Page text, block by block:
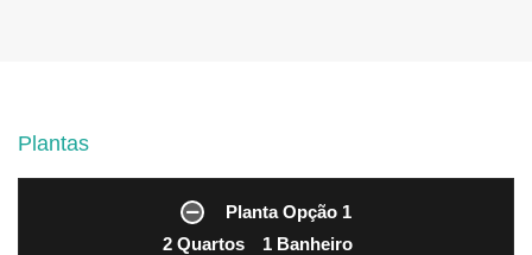
Plantas
Planta Opção 1
2 Quartos
1 Banheiro